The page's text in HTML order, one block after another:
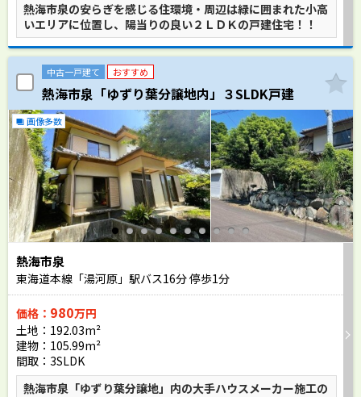
熱海市泉の安らぎを感じる住環境・周辺は緑に囲まれた小高
いエリアに位置し、陽当りの良い２ＬＤＫの戸建住宅！！
中古一戸建て おすすめ
熱海市泉「ゆずり葉分譲地内」３SLDK戸建
画像多数
熱海市泉
東海道本線「湯河原」駅バス16分 停歩1分
価格： 980万円
土地：192.03m²
建物：105.99m²
間取：3SLDK
熱海市泉「ゆずり葉分譲地」内の大手ハウスメーカー施工の